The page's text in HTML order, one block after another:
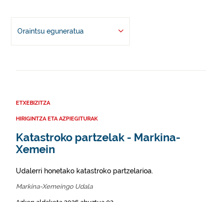
Oraintsu eguneratua
ETXEBIZITZA
HIRIGINTZA ETA AZPIEGITURAK
Katastroko partzelak - Markina-
Xemein
Udalerri honetako katastroko partzelarioa.
Markina-Xemeingo Udala